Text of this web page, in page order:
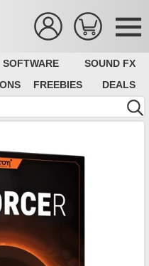
SOFTWARE
SOUND FX
FREEBIES DEALS